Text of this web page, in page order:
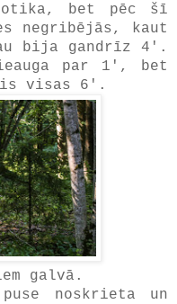
bet pēc šī
negribējās, kaut
bija gandrīz 4'.
par 1', bet
visas 6'.
galvā.
noskrieta un